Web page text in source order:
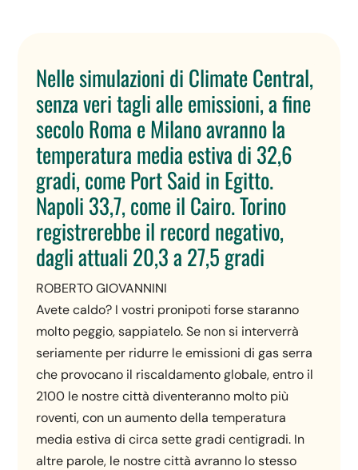
Nelle simulazioni di Climate Central,
senza veri tagli alle emissioni, a fine
secolo Roma e Milano avranno la
temperatura media estiva di 32,6
gradi, come Port Said in Egitto.
Napoli 33,7, come il Cairo. Torino
registrerebbe il record negativo,
dagli attuali 20,3 a 27,5 gradi
ROBERTO GIOVANNINI
Avete caldo? I vostri pronipoti forse staranno
molto peggio, sappiatelo. Se non si interverrà
seriamente per ridurre le emissioni di gas serra
che provocano il riscaldamento globale, entro il
2100 le nostre città diventeranno molto più
roventi, con un aumento della temperatura
media estiva di circa sette gradi centigradi. In
altre parole, le nostre città avranno lo stesso